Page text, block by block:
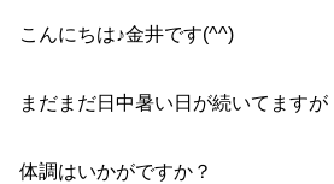
こんにちは♪金井です(^^)
まだまだ日中暑い日が続いてますが
体調はいかがですか？